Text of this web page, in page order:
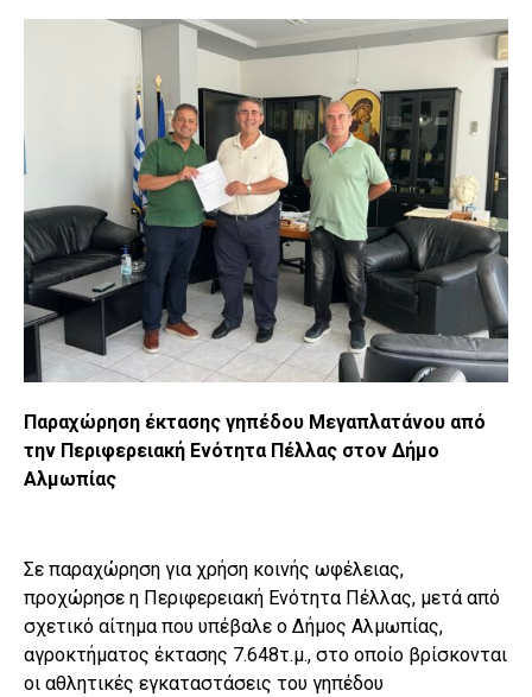
Παραχώρηση έκτασης γηπέδου Μεγαπλατάνου από
την Περιφερειακή Ενότητα Πέλλας στον Δήμο
Αλμωπίας
Σε παραχώρηση για χρήση κοινής ωφέλειας,
προχώρησε η Περιφερειακή Ενότητα Πέλλας, μετά από
σχετικό αίτημα που υπέβαλε ο Δήμος Αλμωπίας,
αγροκτήματος έκτασης 7.648τ.μ., στο οποίο βρίσκονται
οι αθλητικές εγκαταστάσεις του γηπέδου